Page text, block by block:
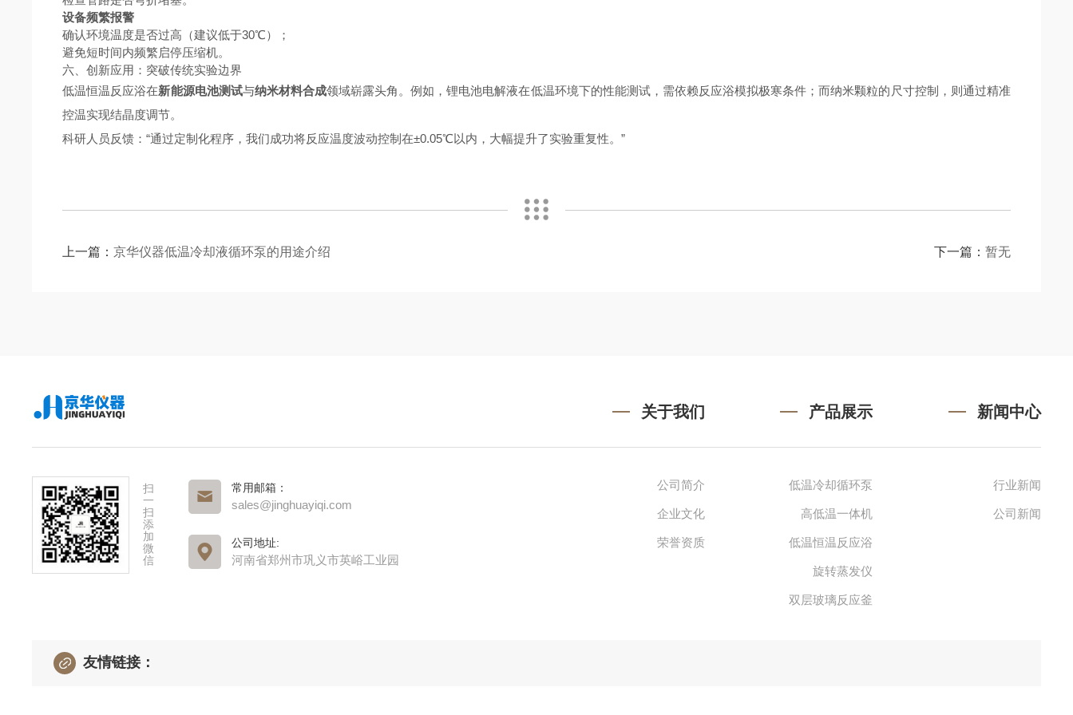
设备频繁报警
确认环境温度是否过高（建议低于30℃）；
避免短时间内频繁启停压缩机。
六、创新应用：突破传统实验边界
低温恒温反应浴在新能源电池测试与纳米材料合成领域崭露头角。例如，锂电池电解液在低温环境下的性能测试，需依赖反应浴模拟极寒条件；而纳米颗粒的尺寸控制，则通过精准
控温实现结晶度调节。
科研人员反馈：“通过定制化程序，我们成功将反应温度波动控制在±0.05℃以内，大幅提升了实验重复性。”
上一篇：京华仪器低温冷却液循环泵的用途介绍 下一篇： 暂无
关于我们 产品展示 新闻中心
扫
一
扫
添
加
微
信
常用邮箱：
sales@jinghuayiqi.com
公司地址:
河南省郑州市巩义市英峪工业园
公司简介
企业文化
荣誉资质
低温冷却循环泵
高低温一体机
低温恒温反应浴
旋转蒸发仪
双层玻璃反应釜
行业新闻
公司新闻
友情链接：